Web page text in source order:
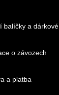
balíčky a dárkové
o závozech
a platba